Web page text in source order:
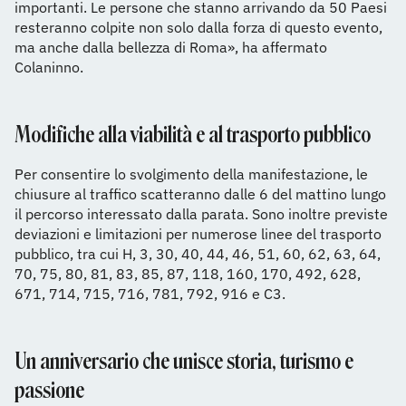
importanti. Le persone che stanno arrivando da 50 Paesi
resteranno colpite non solo dalla forza di questo evento,
ma anche dalla bellezza di Roma», ha affermato
Colaninno.
Modifiche alla viabilità e al trasporto pubblico
Per consentire lo svolgimento della manifestazione, le
chiusure al traffico scatteranno dalle 6 del mattino lungo
il percorso interessato dalla parata. Sono inoltre previste
deviazioni e limitazioni per numerose linee del trasporto
pubblico, tra cui H, 3, 30, 40, 44, 46, 51, 60, 62, 63, 64,
70, 75, 80, 81, 83, 85, 87, 118, 160, 170, 492, 628,
671, 714, 715, 716, 781, 792, 916 e C3.
Un anniversario che unisce storia, turismo e
passione